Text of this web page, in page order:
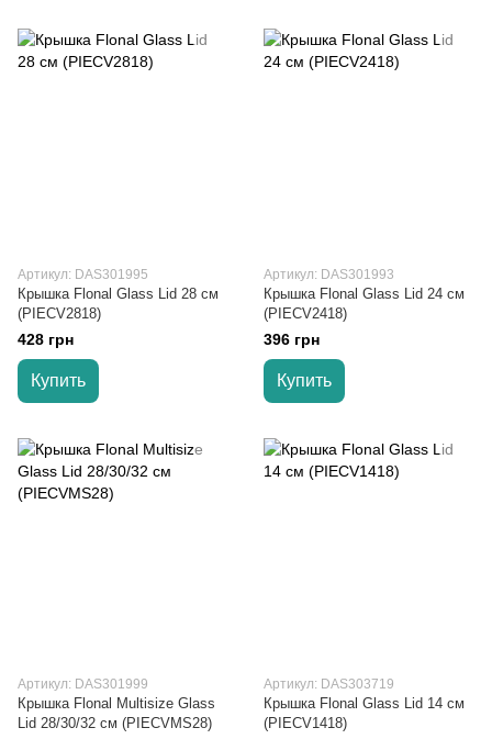
Артикул: DAS301995
Крышка Flonal Glass Lid 28 см
(PIECV2818)
428 грн
Купить
Артикул: DAS301993
Крышка Flonal Glass Lid 24 см
(PIECV2418)
396 грн
Купить
Артикул: DAS301999
Крышка Flonal Multisize Glass
Lid 28/30/32 см (PIECVMS28)
Артикул: DAS303719
Крышка Flonal Glass Lid 14 см
(PIECV1418)